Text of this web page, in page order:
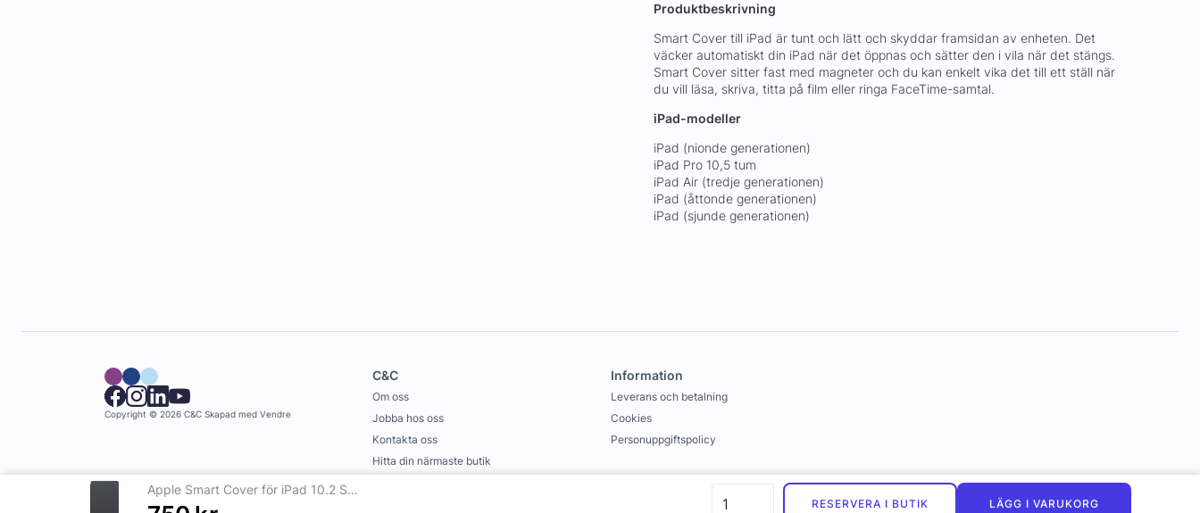
Apple Smart Cover för iPad 10.2 Svart
RESERVERA I BUTIK LÄGG I VARUKORG
Produktbeskrivning
Smart Cover till iPad är tunt och lätt och skyddar framsidan av enheten. Det
väcker automatiskt din iPad när det öppnas och sätter den i vila när det stängs.
Smart Cover sitter fast med magneter och du kan enkelt vika det till ett ställ när
du vill läsa, skriva, titta på film eller ringa FaceTime-samtal.
iPad-modeller
iPad (nionde generationen)
iPad Pro 10,5 tum
iPad Air (tredje generationen)
iPad (åttonde generationen)
iPad (sjunde generationen)
Copyright © 2026 C&C Skapad med Vendre
C&C
Om oss
Jobba hos oss
Kontakta oss
Hitta din närmaste butik
Information
Leverans och betalning
Cookies
Personuppgiftspolicy